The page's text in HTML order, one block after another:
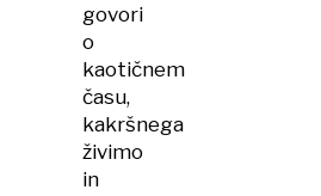
govori
o
kaotičnem
času,
kakršnega
živimo
in